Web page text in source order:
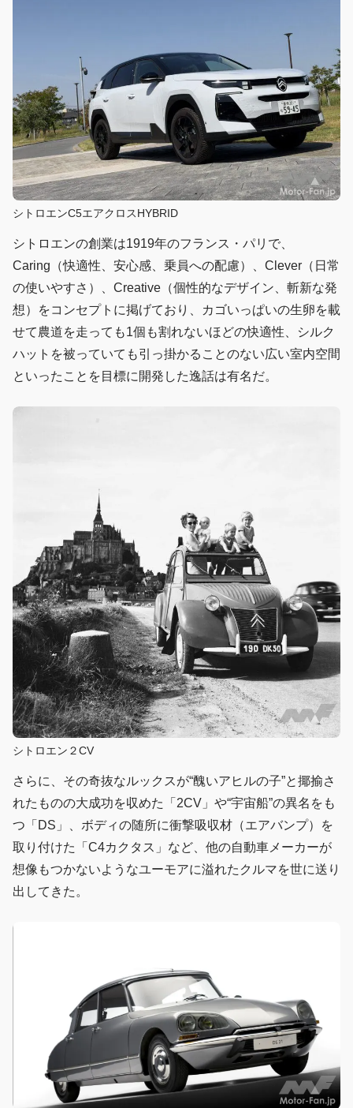
シトロエンC5エアクロスHYBRID
シトロエンの創業は1919年のフランス・パリで、
Caring（快適性、安心感、乗員への配慮）、Clever（日常
の使いやすさ）、Creative（個性的なデザイン、斬新な発
想）をコンセプトに掲げており、カゴいっぱいの生卵を載
せて農道を走っても1個も割れないほどの快適性、シルク
ハットを被っていても引っ掛かることのない広い室内空間
といったことを目標に開発した逸話は有名だ。
シトロエン２CV
さらに、その奇抜なルックスが“醜いアヒルの子”と揶揄さ
れたものの大成功を収めた「2CV」や“宇宙船”の異名をも
つ「DS」、ボディの随所に衝撃吸収材（エアバンプ）を
取り付けた「C4カクタス」など、他の自動車メーカーが
想像もつかないようなユーモアに溢れたクルマを世に送り
出してきた。